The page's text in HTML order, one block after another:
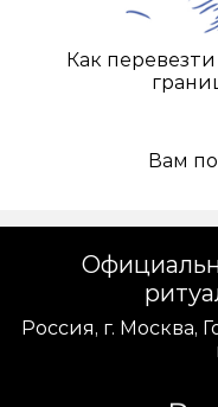
Как
Вам
Россия, г. Москва,